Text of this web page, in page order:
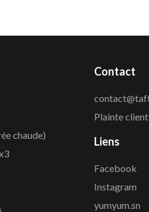
chaude)
Contact
Plainte client
Liens
Facebook
Instagram
yumyum.sn